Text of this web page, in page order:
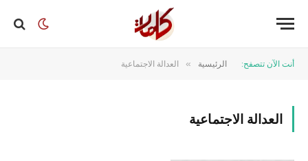
أنت الآن تتصفح: الرئيسية » العدالة الاجتماعية
العدالة الاجتماعية